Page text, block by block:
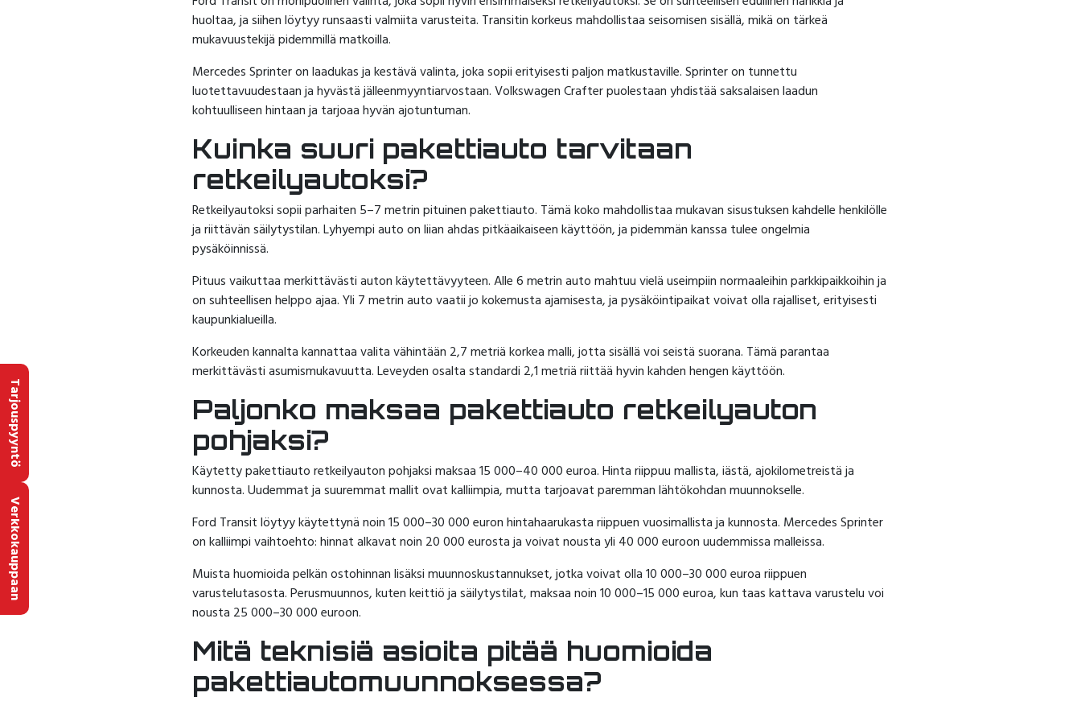
huoltaa, ja siihen löytyy runsaasti valmiita varusteita. Transitin korkeus mahdollistaa seisomisen sisällä, mikä on tärkeä
mukavuustekijä pidemmillä matkoilla.
Mercedes Sprinter on laadukas ja kestävä valinta, joka sopii erityisesti paljon matkustaville. Sprinter on tunnettu
luotettavuudestaan ja hyvästä jälleenmyyntiarvostaan. Volkswagen Crafter puolestaan yhdistää saksalaisen laadun
kohtuulliseen hintaan ja tarjoaa hyvän ajotuntuman.
Kuinka suuri pakettiauto tarvitaan
retkeilyautoksi?
Retkeilyautoksi sopii parhaiten 5–7 metrin pituinen pakettiauto. Tämä koko mahdollistaa mukavan sisustuksen kahdelle henkilölle
ja riittävän säilytystilan. Lyhyempi auto on liian ahdas pitkäaikaiseen käyttöön, ja pidemmän kanssa tulee ongelmia
pysäköinnissä.
Pituus vaikuttaa merkittävästi auton käytettävyyteen. Alle 6 metrin auto mahtuu vielä useimpiin normaaleihin parkkipaikkoihin ja
on suhteellisen helppo ajaa. Yli 7 metrin auto vaatii jo kokemusta ajamisesta, ja pysäköintipaikat voivat olla rajalliset, erityisesti
kaupunkialueilla.
Korkeuden kannalta kannattaa valita vähintään 2,7 metriä korkea malli, jotta sisällä voi seistä suorana. Tämä parantaa
merkittävästi asumismukavuutta. Leveyden osalta standardi 2,1 metriä riittää hyvin kahden hengen käyttöön.
Paljonko maksaa pakettiauto retkeilyauton
pohjaksi?
Käytetty pakettiauto retkeilyauton pohjaksi maksaa 15 000–40 000 euroa. Hinta riippuu mallista, iästä, ajokilometreistä ja
kunnosta. Uudemmat ja suuremmat mallit ovat kalliimpia, mutta tarjoavat paremman lähtökohdan muunnokselle.
Ford Transit löytyy käytettynä noin 15 000–30 000 euron hintahaarukasta riippuen vuosimallista ja kunnosta. Mercedes Sprinter
on kalliimpi vaihtoehto: hinnat alkavat noin 20 000 eurosta ja voivat nousta yli 40 000 euroon uudemmissa malleissa.
Muista huomioida pelkän ostohinnan lisäksi muunnoskustannukset, jotka voivat olla 10 000–30 000 euroa riippuen
varustelutasosta. Perusmuunnos, kuten keittiö ja säilytystilat, maksaa noin 10 000–15 000 euroa, kun taas kattava varustelu voi
nousta 25 000–30 000 euroon.
Mitä teknisiä asioita pitää huomioida
pakettiautomuunnoksessa?
Tarjouspyyntö
Verkkokauppaan